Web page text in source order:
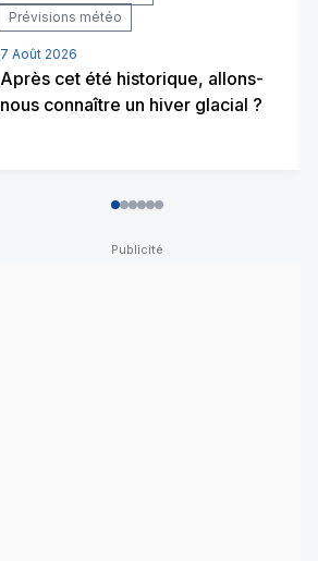
Prévisions météo
7 Août 2026
Après cet été historique, allons-
nous connaître un hiver glacial ?